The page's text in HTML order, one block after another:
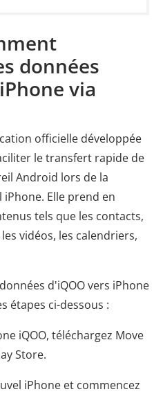
données
via
officielle développée
le transfert rapide de
Android lors de la
Elle prend en
tels que les contacts,
vidéos, les calendriers,
d'iQOO vers iPhone
étapes ci-dessous :
iQOO, téléchargez Move
Store.
iPhone et commencez